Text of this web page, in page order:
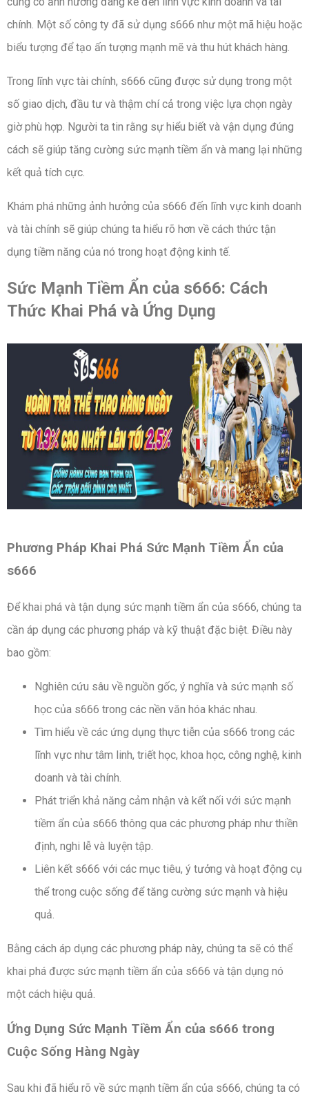
chính. Một số công ty đã sử dụng s666 như một mã hiệu hoặc
biểu tượng để tạo ấn tượng mạnh mẽ và thu hút khách hàng.
Trong lĩnh vực tài chính, s666 cũng được sử dụng trong một
số giao dịch, đầu tư và thậm chí cả trong việc lựa chọn ngày
giờ phù hợp. Người ta tin rằng sự hiểu biết và vận dụng đúng
cách sẽ giúp tăng cường sức mạnh tiềm ẩn và mang lại những
kết quả tích cực.
Khám phá những ảnh hưởng của s666 đến lĩnh vực kinh doanh
và tài chính sẽ giúp chúng ta hiểu rõ hơn về cách thức tận
dụng tiềm năng của nó trong hoạt động kinh tế.
Sức Mạnh Tiềm Ẩn của s666: Cách
Thức Khai Phá và Ứng Dụng
Phương Pháp Khai Phá Sức Mạnh Tiềm Ẩn của
s666
Để khai phá và tận dụng sức mạnh tiềm ẩn của s666, chúng ta
cần áp dụng các phương pháp và kỹ thuật đặc biệt. Điều này
bao gồm:
Nghiên cứu sâu về nguồn gốc, ý nghĩa và sức mạnh số
học của s666 trong các nền văn hóa khác nhau.
Tìm hiểu về các ứng dụng thực tiễn của s666 trong các
lĩnh vực như tâm linh, triết học, khoa học, công nghệ, kinh
doanh và tài chính.
Phát triển khả năng cảm nhận và kết nối với sức mạnh
tiềm ẩn của s666 thông qua các phương pháp như thiền
định, nghi lễ và luyện tập.
Liên kết s666 với các mục tiêu, ý tưởng và hoạt động cụ
thể trong cuộc sống để tăng cường sức mạnh và hiệu
quả.
Bằng cách áp dụng các phương pháp này, chúng ta sẽ có thể
khai phá được sức mạnh tiềm ẩn của s666 và tận dụng nó
một cách hiệu quả.
Ứng Dụng Sức Mạnh Tiềm Ẩn của s666 trong
Cuộc Sống Hàng Ngày
Sau khi đã hiểu rõ về sức mạnh tiềm ẩn của s666, chúng ta có